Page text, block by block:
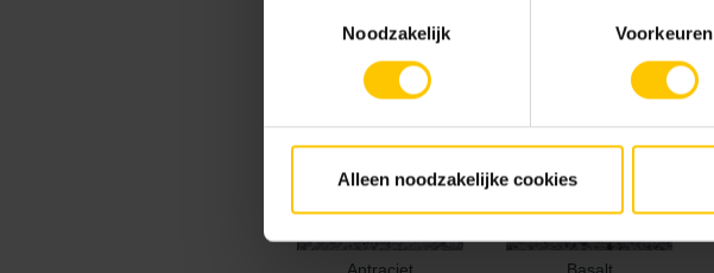
Noodzakelijk
Voorkeuren
Alleen noodzakelijke cookies
Standaard kleuren
Antraciet Basalt